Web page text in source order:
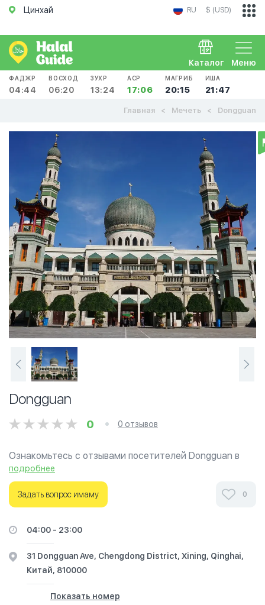
Цинхай RU $ (USD)
Меню
Каталог
ФАДЖР
04:44
ВОСХОД
06:20
ЗУХР
13:24
АСР
17:06
МАГРИБ
20:15
ИША
21:47
Главная Мечеть Dongguan
Dongguan
0 0 отзывов
Ознакомьтесь с отзывами посетителей Dongguan в
г.Цинхай на фотографиях и узнайте о часах работы.
Ваше духовное путешествие начинается здесь.
подробнее
Задать вопрос имаму 0
04:00 - 23:00
31 Dongguan Ave, Chengdong District, Xining, Qinghai,
Китай, 810000
Показать номер